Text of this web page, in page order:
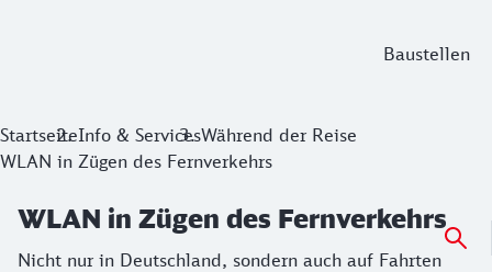
Baustellen
WLAN in Zügen des Fernverkehrs
Nicht nur in Deutschland, sondern auch auf Fahrten nach
StartseiteInfo & ServicesWährend der Reise
WLAN in Zügen des Fernverkehrs
WLAN in Zügen des Fernverkehrs
Nicht nur in Deutschland, sondern auch auf Fahrten